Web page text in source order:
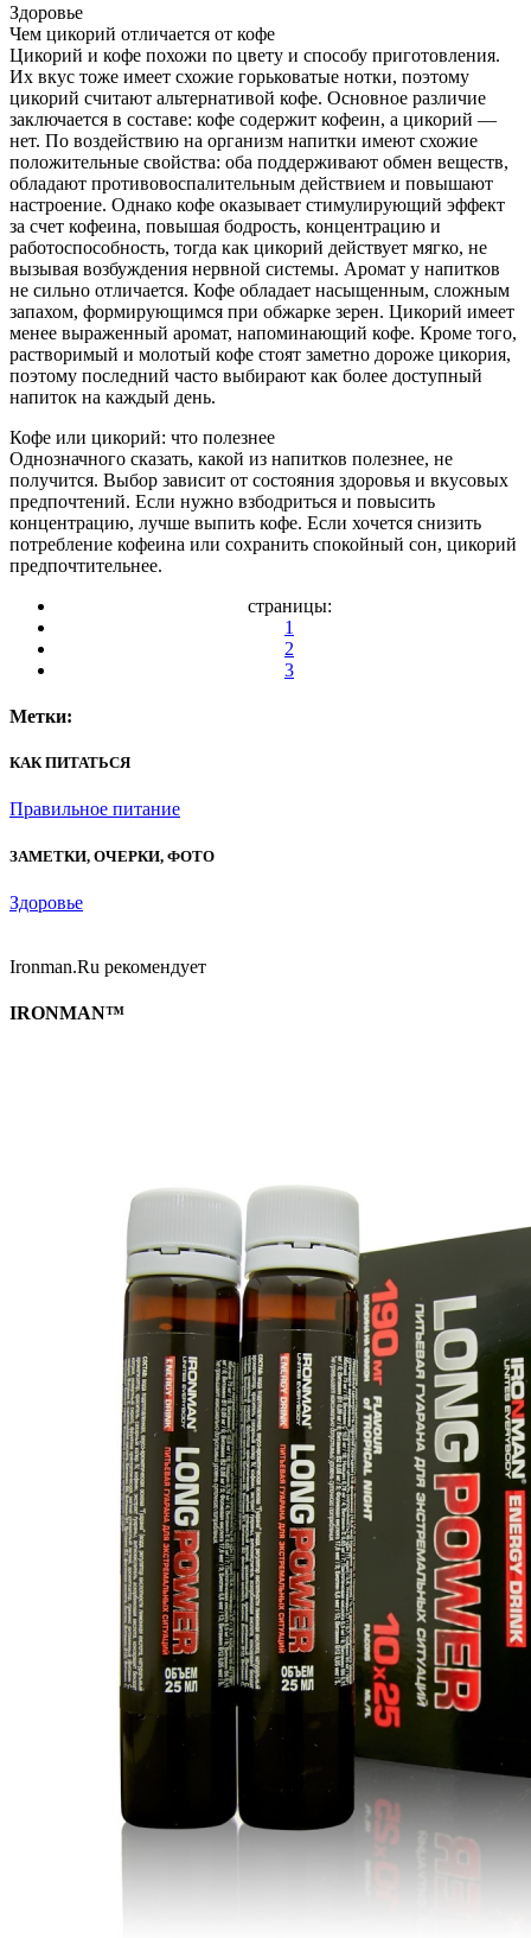
Здоровье
Чем цикорий отличается от кофе
Цикорий и кофе похожи по цвету и способу приготовления.
Их вкус тоже имеет схожие горьковатые нотки, поэтому
цикорий считают альтернативой кофе. Основное различие
заключается в составе: кофе содержит кофеин, а цикорий —
нет. По воздействию на организм напитки имеют схожие
положительные свойства: оба поддерживают обмен веществ,
обладают противовоспалительным действием и повышают
настроение. Однако кофе оказывает стимулирующий эффект
за счет кофеина, повышая бодрость, концентрацию и
работоспособность, тогда как цикорий действует мягко, не
вызывая возбуждения нервной системы. Аромат у напитков
не сильно отличается. Кофе обладает насыщенным, сложным
запахом, формирующимся при обжарке зерен. Цикорий имеет
менее выраженный аромат, напоминающий кофе. Кроме того,
растворимый и молотый кофе стоят заметно дороже цикория,
поэтому последний часто выбирают как более доступный
напиток на каждый день.
Кофе или цикорий: что полезнее
Однозначного сказать, какой из напитков полезнее, не
получится. Выбор зависит от состояния здоровья и вкусовых
предпочтений. Если нужно взбодриться и повысить
концентрацию, лучше выпить кофе. Если хочется снизить
потребление кофеина или сохранить спокойный сон, цикорий
предпочтительнее.
страницы:
1
2
3
Метки:
КАК ПИТАТЬСЯ
Правильное питание
ЗАМЕТКИ, ОЧЕРКИ, ФОТО
Здоровье
Ironman.Ru рекомендует
IRONMAN™